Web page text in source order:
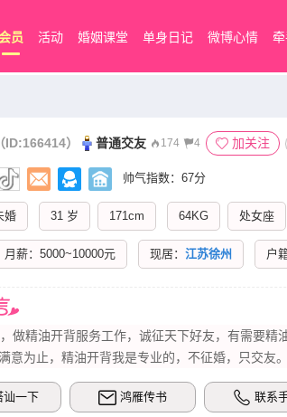
员 活动 婚姻课堂 单身日记 微博心情 牵
（ID:166414） 普通交友 174 4 加关注
帅气指数：67分
婚 31 岁 171cm 64KG 处女座
月薪：5000~10000元 现居： 江苏徐州 户
做精油开背服务工作，诚征天下好友，有需要精
意为止，精油开背我是专业的，不征婚，只交友。
讪一下 鸿雁传书 联系